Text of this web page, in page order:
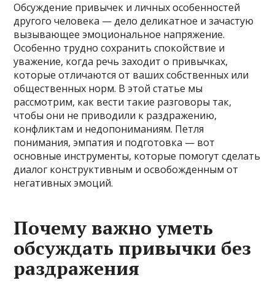
Обсуждение привычек и личных особенностей
другого человека — дело деликатное и зачастую
вызывающее эмоциональное напряжение.
Особенно трудно сохранить спокойствие и
уважение, когда речь заходит о привычках,
которые отличаются от ваших собственных или
общественных норм. В этой статье мы
рассмотрим, как вести такие разговоры так,
чтобы они не приводили к раздражению,
конфликтам и недопониманиям. Петля
понимания, эмпатия и подготовка — вот
основные инструменты, которые помогут сделать
диалог конструктивным и освобожденным от
негативных эмоций.
Почему важно уметь
обсуждать привычки без
раздражения